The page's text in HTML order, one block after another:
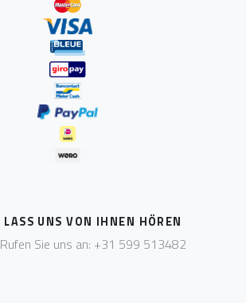
LASS UNS VON IHNEN HÖREN
Rufen Sie uns an: +31 599 513482